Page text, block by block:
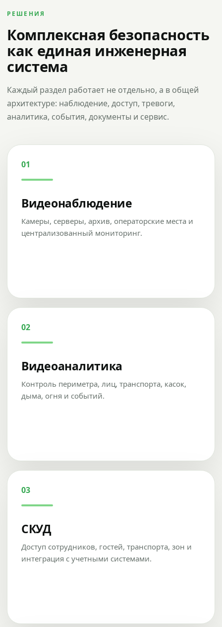
РЕШЕНИЯ
Комплексная безопасность
как единая инженерная
система
Каждый раздел работает не отдельно, а в общей
архитектуре: наблюдение, доступ, тревоги,
аналитика, события, документы и сервис.
01
Видеонаблюдение
Камеры, серверы, архив, операторские места и
централизованный мониторинг.
02
Видеоаналитика
Контроль периметра, лиц, транспорта, касок,
дыма, огня и событий.
03
СКУД
Доступ сотрудников, гостей, транспорта, зон и
интеграция с учетными системами.